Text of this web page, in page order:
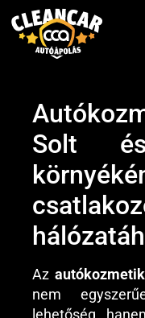
ELŐZŐ
Solt és
Az
nem
lehetőség,